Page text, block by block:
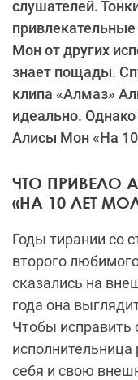
слушателей.
Мон от других
знает пощады.
клипа «Алмаз»
идеально.
Алисы Мон «На
ЧТО ПРИВЕЛО
«НА 10 ЛЕТ
Годы тирании со
второго
сказались на
года она
Чтобы
себя и свою